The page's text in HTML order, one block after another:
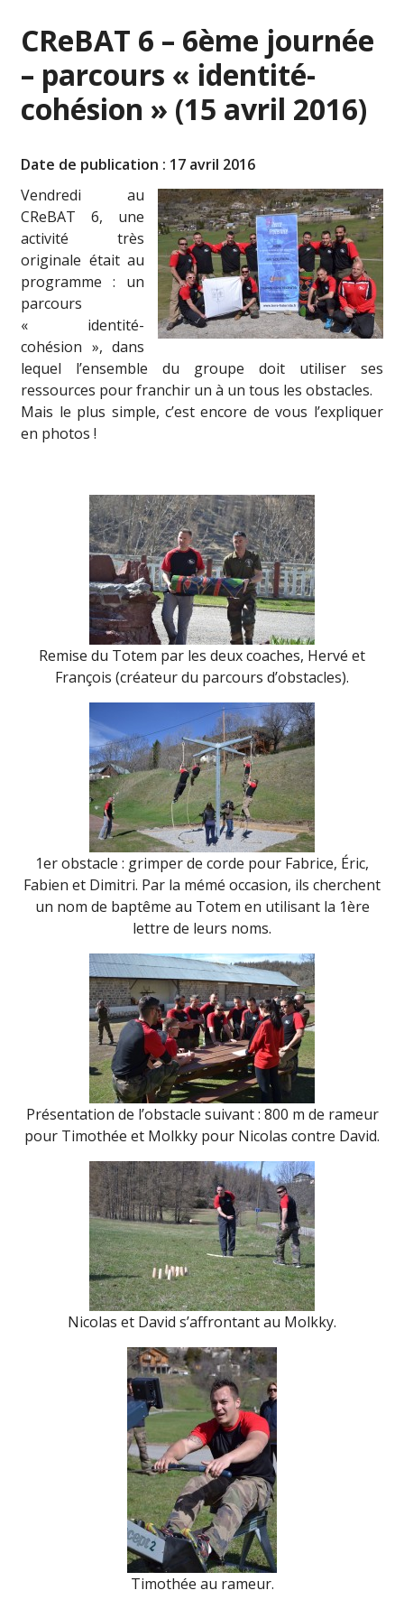
CReBAT 6 – 6ème journée
– parcours « identité-
cohésion » (15 avril 2016)
Date de publication : 17 avril 2016
Vendredi au
CReBAT 6, une
activité très
originale était au
programme : un
parcours
« identité-
cohésion », dans
lequel l’ensemble du groupe doit utiliser ses
ressources pour franchir un à un tous les obstacles.
Mais le plus simple, c’est encore de vous l’expliquer
en photos !
Remise du Totem par les deux coaches, Hervé et
François (créateur du parcours d’obstacles).
1er obstacle : grimper de corde pour Fabrice, Éric,
Fabien et Dimitri. Par la mémé occasion, ils cherchent
un nom de baptême au Totem en utilisant la 1ère
lettre de leurs noms.
Présentation de l’obstacle suivant : 800 m de rameur
pour Timothée et Molkky pour Nicolas contre David.
Nicolas et David s’affrontant au Molkky.
Timothée au rameur.